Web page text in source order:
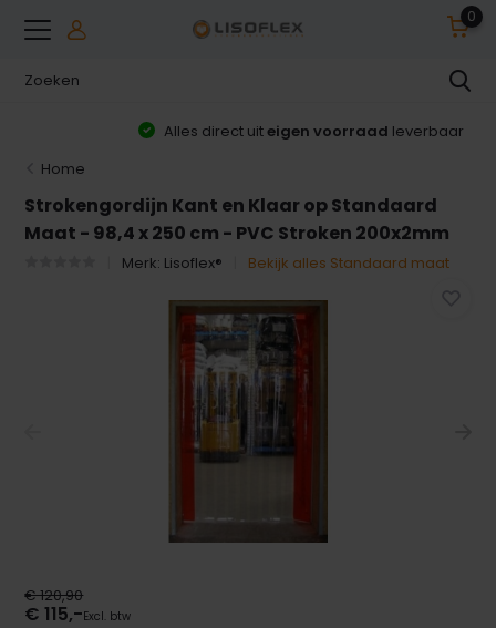
0
Alles direct uiteigen voorraadleverbaar
Home
Strokengordijn Kant en Klaar op Standaard
Maat - 98,4 x 250 cm - PVC Stroken 200x2mm
Merk: Lisoflex® Bekijk alles Standaard maat
€ 120,90
€ 115,-Excl. btw